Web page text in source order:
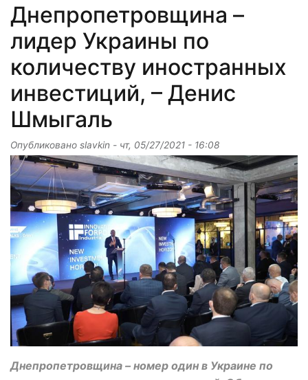
Днепропетровщина –
лидер Украины по
количеству иностранных
инвестиций, – Денис
Шмыгаль
Опубликовано slavkin - чт, 05/27/2021 - 16:08
Днепропетровщина – номер один в Украине по